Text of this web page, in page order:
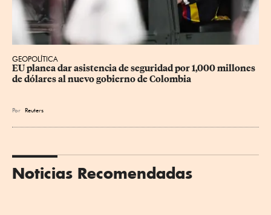
GEOPOLÍTICA
EU planea dar asistencia de seguridad por 1,000 millones
de dólares al nuevo gobierno de Colombia
Por Reuters
Noticias Recomendadas